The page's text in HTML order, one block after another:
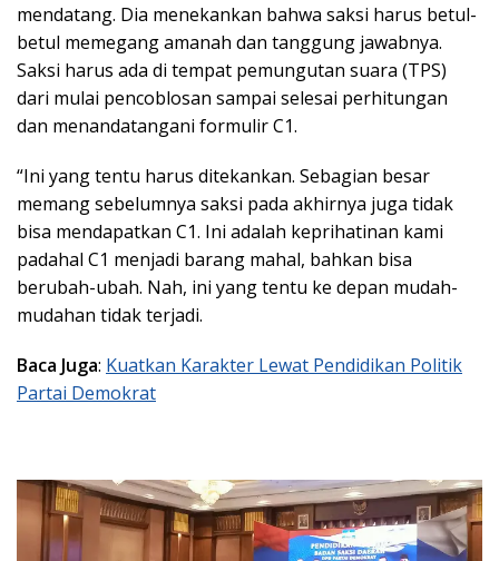
mendatang. Dia menekankan bahwa saksi harus betul-
betul memegang amanah dan tanggung jawabnya.
Saksi harus ada di tempat pemungutan suara (TPS)
dari mulai pencoblosan sampai selesai perhitungan
dan menandatangani formulir C1.
“Ini yang tentu harus ditekankan. Sebagian besar
memang sebelumnya saksi pada akhirnya juga tidak
bisa mendapatkan C1. Ini adalah keprihatinan kami
padahal C1 menjadi barang mahal, bahkan bisa
berubah-ubah. Nah, ini yang tentu ke depan mudah-
mudahan tidak terjadi.
Baca Juga: Kuatkan Karakter Lewat Pendidikan Politik
Partai Demokrat